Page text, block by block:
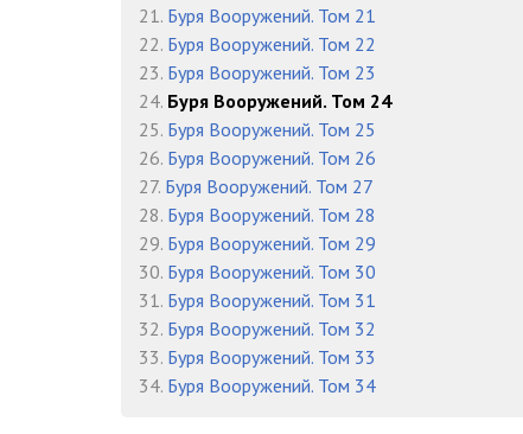
21. Буря Вооружений. Том 21
22. Буря Вооружений. Том 22
23. Буря Вооружений. Том 23
24. Буря Вооружений. Том 24
25. Буря Вооружений. Том 25
26. Буря Вооружений. Том 26
27. Буря Вооружений. Том 27
28. Буря Вооружений. Том 28
29. Буря Вооружений. Том 29
30. Буря Вооружений. Том 30
31. Буря Вооружений. Том 31
32. Буря Вооружений. Том 32
33. Буря Вооружений. Том 33
34. Буря Вооружений. Том 34